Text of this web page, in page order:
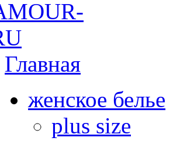
Главная
женское белье
plus size